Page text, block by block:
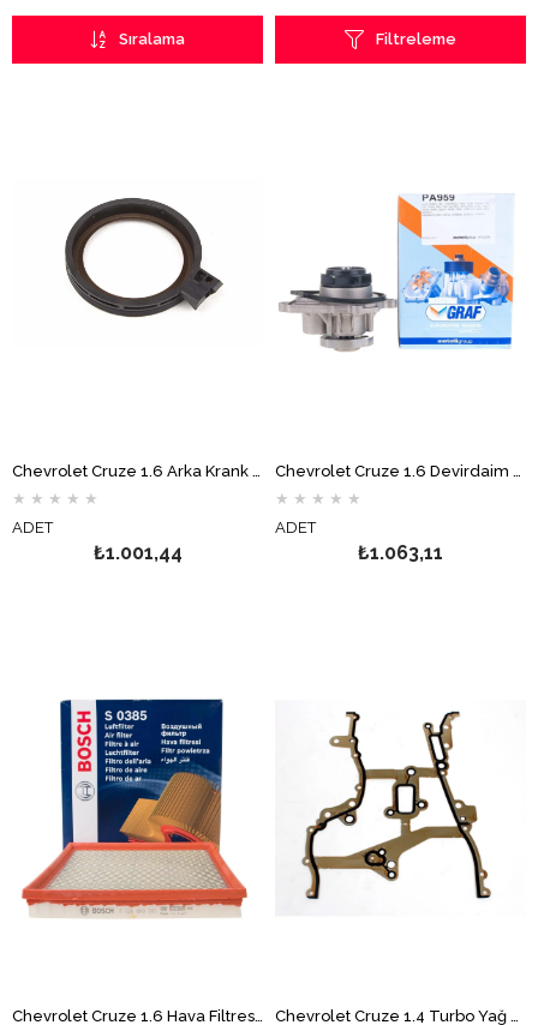
Filtreleme
Sıralama
Chevrolet Cruze 1.6 Arka Krank Keçesi ELRİNG
★ ★ ★ ★ ★
ADET
₺1.001,44
Chevrolet Cruze 1.6 Devirdaim Su Pompası GRAF
★ ★ ★ ★ ★
ADET
₺1.063,11